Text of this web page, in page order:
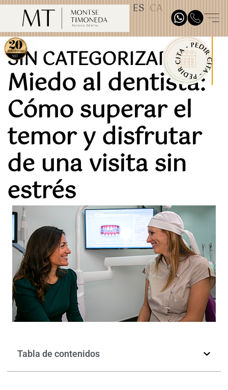
TEST31887 ES CA
SIN CATEGORIZAR
Miedo al dentista:
Cómo superar el
temor y disfrutar
de una visita sin
estrés
Tabla de contenidos